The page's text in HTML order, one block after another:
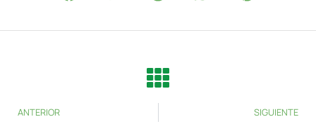
ANTERIOR SIGUIENTE